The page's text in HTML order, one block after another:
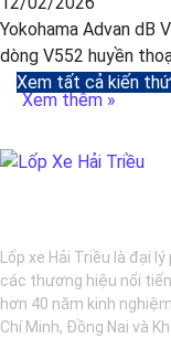
Yokohama Advan dB
dòng V552 huyền
Xem thêm »
Xem tất cả kiến
Lốp xe Hải Triều là đại
các thương hiệu nổi
hơn 40 năm kinh
Chí Minh, Đồng Nai và